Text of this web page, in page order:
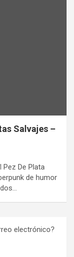
Salvajes –
De Plata
de humor
electrónico?